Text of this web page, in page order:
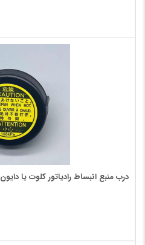
درب منبع انبساط رادیاتور کلوت یا دایون Y5 و Y7